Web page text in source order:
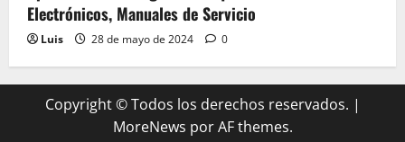
Electrónicos, Manuales de Servicio
Luis 28 de mayo de 2024 0
Copyright © Todos los derechos reservados. |
MoreNews por AF themes.